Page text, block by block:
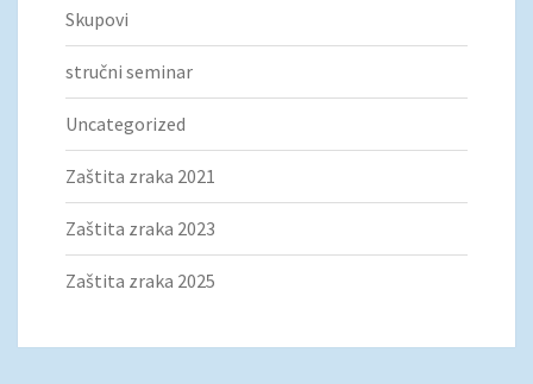
Skupovi
stručni seminar
Uncategorized
Zaštita zraka 2021
Zaštita zraka 2023
Zaštita zraka 2025